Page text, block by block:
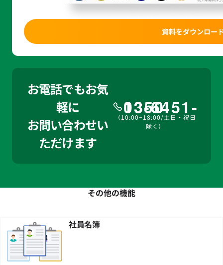
資料をダウンロー
お電話でもお気
軽に
お問い合わせい
ただけます
03-6451-1350
（10:00~18:00/土日・祝日
除く）
その他の機能
社員名簿